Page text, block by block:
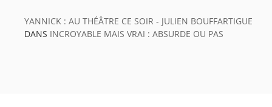
YANNICK : AU THÉÂTRE CE SOIR - JULIEN BOUFFARTIGUE
DANS INCROYABLE MAIS VRAI : ABSURDE OU PAS